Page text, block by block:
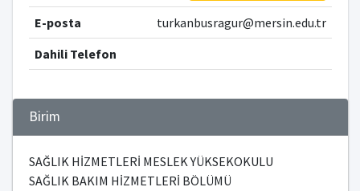
E-posta
turkanbusragur@mersin.edu.tr
Dahili Telefon
Birim
SAĞLIK HİZMETLERİ MESLEK YÜKSEKOKULU
SAĞLIK BAKIM HİZMETLERİ BÖLÜMÜ